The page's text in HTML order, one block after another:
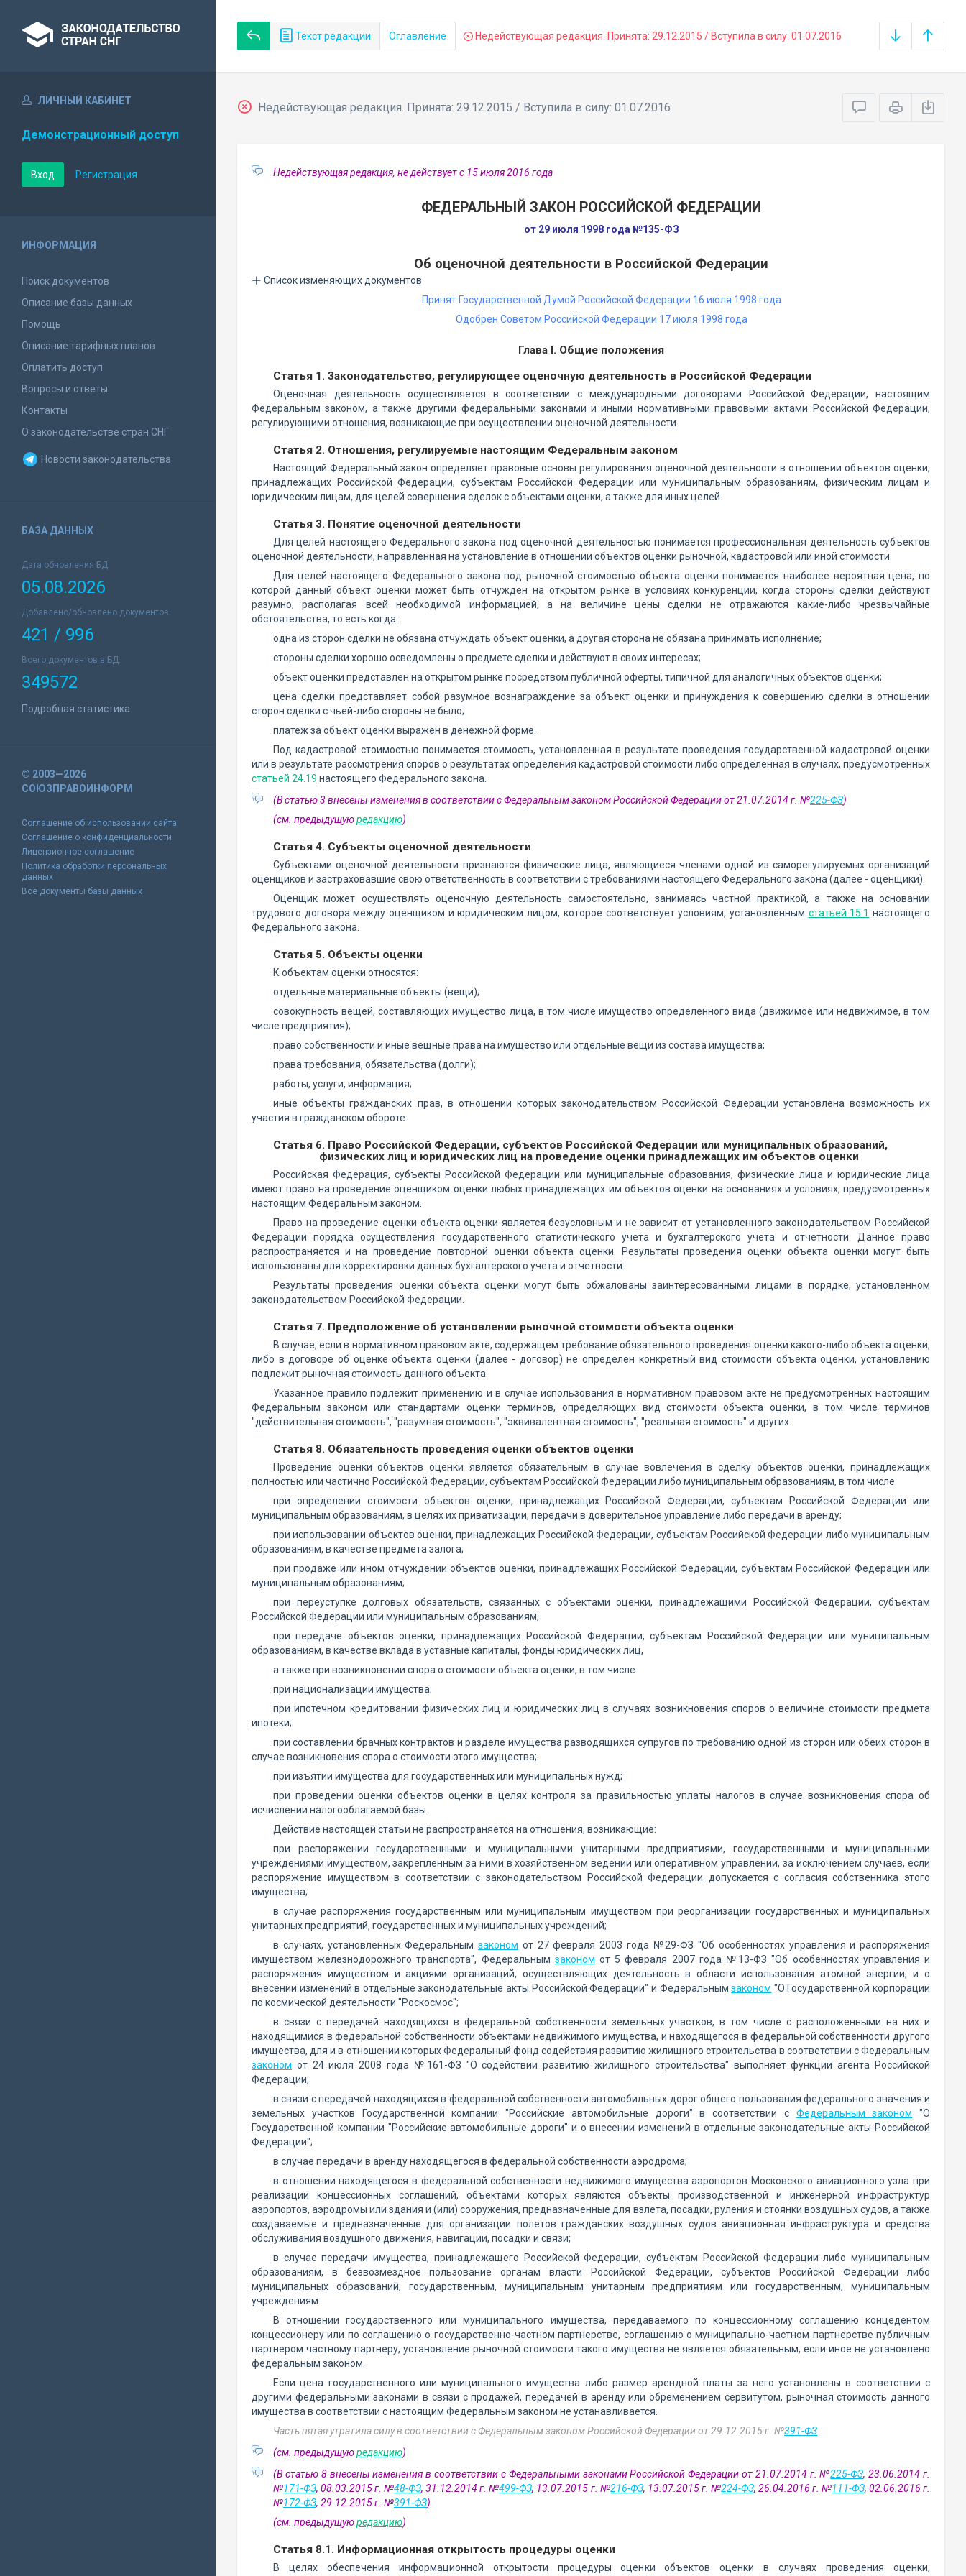
Текст редакции Оглавление Недействующая редакция. Принята: 29.12.2015 / Вступила в силу: 01.07.2016
ЛИЧНЫЙ КАБИНЕТ
Демонстрационный доступ
Вход Регистрация
ИНФОРМАЦИЯ
Поиск документов
Описание базы данных
Помощь
Описание тарифных планов
Оплатить доступ
Вопросы и ответы
Контакты
О законодательстве стран СНГ
Новости законодательства
БАЗА ДАННЫХ
Дата обновления БД:
05.08.2026
Добавлено/обновлено документов:
421 / 996
Всего документов в БД:
349572
Подробная статистика
© 2003—2026
СОЮЗПРАВОИНФОРМ
Соглашение об использовании сайта
Соглашение о конфиденциальности
Лицензионное соглашение
Политика обработки персональных
данных
Все документы базы данных
Недействующая редакция. Принята: 29.12.2015 / Вступила в силу: 01.07.2016
Недействующая редакция, не действует с 15 июля 2016 года
ФЕДЕРАЛЬНЫЙ ЗАКОН РОССИЙСКОЙ ФЕДЕРАЦИИ
от 29 июля 1998 года №135-ФЗ
Об оценочной деятельности в Российской Федерации
Список изменяющих документов
Принят Государственной Думой Российской Федерации 16 июля 1998 года
Одобрен Советом Российской Федерации 17 июля 1998 года
Глава I. Общие положения
Статья 1. Законодательство, регулирующее оценочную деятельность в Российской Федерации
Оценочная деятельность осуществляется в соответствии с международными договорами Российской Федерации, настоящим
Федеральным законом, а также другими федеральными законами и иными нормативными правовыми актами Российской Федерации,
регулирующими отношения, возникающие при осуществлении оценочной деятельности.
Статья 2. Отношения, регулируемые настоящим Федеральным законом
Настоящий Федеральный закон определяет правовые основы регулирования оценочной деятельности в отношении объектов оценки,
принадлежащих Российской Федерации, субъектам Российской Федерации или муниципальным образованиям, физическим лицам и
юридическим лицам, для целей совершения сделок с объектами оценки, а также для иных целей.
Статья 3. Понятие оценочной деятельности
Для целей настоящего Федерального закона под оценочной деятельностью понимается профессиональная деятельность субъектов
оценочной деятельности, направленная на установление в отношении объектов оценки рыночной, кадастровой или иной стоимости.
Для целей настоящего Федерального закона под рыночной стоимостью объекта оценки понимается наиболее вероятная цена, по
которой данный объект оценки может быть отчужден на открытом рынке в условиях конкуренции, когда стороны сделки действуют
разумно, располагая всей необходимой информацией, а на величине цены сделки не отражаются какие-либо чрезвычайные
обстоятельства, то есть когда:
одна из сторон сделки не обязана отчуждать объект оценки, а другая сторона не обязана принимать исполнение;
стороны сделки хорошо осведомлены о предмете сделки и действуют в своих интересах;
объект оценки представлен на открытом рынке посредством публичной оферты, типичной для аналогичных объектов оценки;
цена сделки представляет собой разумное вознаграждение за объект оценки и принуждения к совершению сделки в отношении
сторон сделки с чьей-либо стороны не было;
платеж за объект оценки выражен в денежной форме.
Под кадастровой стоимостью понимается стоимость, установленная в результате проведения государственной кадастровой оценки
или в результате рассмотрения споров о результатах определения кадастровой стоимости либо определенная в случаях, предусмотренных
статьей 24.19 настоящего Федерального закона.
(В статью 3 внесены изменения в соответствии с Федеральным законом Российской Федерации от 21.07.2014 г. №225-ФЗ)
(см. предыдущуюредакцию)
Статья 4. Субъекты оценочной деятельности
Субъектами оценочной деятельности признаются физические лица, являющиеся членами одной из саморегулируемых организаций
оценщиков и застраховавшие свою ответственность в соответствии с требованиями настоящего Федерального закона (далее - оценщики).
Оценщик может осуществлять оценочную деятельность самостоятельно, занимаясь частной практикой, а также на основании
трудового договора между оценщиком и юридическим лицом, которое соответствует условиям, установленным статьей 15.1 настоящего
Федерального закона.
Статья 5. Объекты оценки
К объектам оценки относятся:
отдельные материальные объекты (вещи);
совокупность вещей, составляющих имущество лица, в том числе имущество определенного вида (движимое или недвижимое, в том
числе предприятия);
право собственности и иные вещные права на имущество или отдельные вещи из состава имущества;
права требования, обязательства (долги);
работы, услуги, информация;
иные объекты гражданских прав, в отношении которых законодательством Российской Федерации установлена возможность их
участия в гражданском обороте.
Статья 6. Право Российской Федерации, субъектов Российской Федерации или муниципальных образований,
физических лиц и юридических лиц на проведение оценки принадлежащих им объектов оценки
Российская Федерация, субъекты Российской Федерации или муниципальные образования, физические лица и юридические лица
имеют право на проведение оценщиком оценки любых принадлежащих им объектов оценки на основаниях и условиях, предусмотренных
настоящим Федеральным законом.
Право на проведение оценки объекта оценки является безусловным и не зависит от установленного законодательством Российской
Федерации порядка осуществления государственного статистического учета и бухгалтерского учета и отчетности. Данное право
распространяется и на проведение повторной оценки объекта оценки. Результаты проведения оценки объекта оценки могут быть
использованы для корректировки данных бухгалтерского учета и отчетности.
Результаты проведения оценки объекта оценки могут быть обжалованы заинтересованными лицами в порядке, установленном
законодательством Российской Федерации.
Статья 7. Предположение об установлении рыночной стоимости объекта оценки
В случае, если в нормативном правовом акте, содержащем требование обязательного проведения оценки какого-либо объекта оценки,
либо в договоре об оценке объекта оценки (далее - договор) не определен конкретный вид стоимости объекта оценки, установлению
подлежит рыночная стоимость данного объекта.
Указанное правило подлежит применению и в случае использования в нормативном правовом акте не предусмотренных настоящим
Федеральным законом или стандартами оценки терминов, определяющих вид стоимости объекта оценки, в том числе терминов
"действительная стоимость", "разумная стоимость", "эквивалентная стоимость", "реальная стоимость" и других.
Статья 8. Обязательность проведения оценки объектов оценки
Проведение оценки объектов оценки является обязательным в случае вовлечения в сделку объектов оценки, принадлежащих
полностью или частично Российской Федерации, субъектам Российской Федерации либо муниципальным образованиям, в том числе:
при определении стоимости объектов оценки, принадлежащих Российской Федерации, субъектам Российской Федерации или
муниципальным образованиям, в целях их приватизации, передачи в доверительное управление либо передачи в аренду;
при использовании объектов оценки, принадлежащих Российской Федерации, субъектам Российской Федерации либо муниципальным
образованиям, в качестве предмета залога;
при продаже или ином отчуждении объектов оценки, принадлежащих Российской Федерации, субъектам Российской Федерации или
муниципальным образованиям;
при переуступке долговых обязательств, связанных с объектами оценки, принадлежащими Российской Федерации, субъектам
Российской Федерации или муниципальным образованиям;
при передаче объектов оценки, принадлежащих Российской Федерации, субъектам Российской Федерации или муниципальным
образованиям, в качестве вклада в уставные капиталы, фонды юридических лиц,
а также при возникновении спора о стоимости объекта оценки, в том числе:
при национализации имущества;
при ипотечном кредитовании физических лиц и юридических лиц в случаях возникновения споров о величине стоимости предмета
ипотеки;
при составлении брачных контрактов и разделе имущества разводящихся супругов по требованию одной из сторон или обеих сторон в
случае возникновения спора о стоимости этого имущества;
при изъятии имущества для государственных или муниципальных нужд;
при проведении оценки объектов оценки в целях контроля за правильностью уплаты налогов в случае возникновения спора об
исчислении налогооблагаемой базы.
Действие настоящей статьи не распространяется на отношения, возникающие:
при распоряжении государственными и муниципальными унитарными предприятиями, государственными и муниципальными
учреждениями имуществом, закрепленным за ними в хозяйственном ведении или оперативном управлении, за исключением случаев, если
распоряжение имуществом в соответствии с законодательством Российской Федерации допускается с согласия собственника этого
имущества;
в случае распоряжения государственным или муниципальным имуществом при реорганизации государственных и муниципальных
унитарных предприятий, государственных и муниципальных учреждений;
в случаях, установленных Федеральным законом от 27 февраля 2003 года №29-ФЗ "Об особенностях управления и распоряжения
имуществом железнодорожного транспорта", Федеральным законом от 5 февраля 2007 года №13-ФЗ "Об особенностях управления и
распоряжения имуществом и акциями организаций, осуществляющих деятельность в области использования атомной энергии, и о
внесении изменений в отдельные законодательные акты Российской Федерации" и Федеральнымзаконом "О Государственной корпорации
по космической деятельности "Роскосмос";
в связи с передачей находящихся в федеральной собственности земельных участков, в том числе с расположенными на них и
находящимися в федеральной собственности объектами недвижимого имущества, и находящегося в федеральной собственности другого
имущества, для и в отношении которых Федеральный фонд содействия развитию жилищного строительства в соответствии с Федеральным
законом от 24 июля 2008 года №161-ФЗ "О содействии развитию жилищного строительства" выполняет функции агента Российской
Федерации;
в связи с передачей находящихся в федеральной собственности автомобильных дорог общего пользования федерального значения и
земельных участков Государственной компании "Российские автомобильные дороги" в соответствии с Федеральным законом "О
Государственной компании "Российские автомобильные дороги" и о внесении изменений в отдельные законодательные акты Российской
Федерации";
в случае передачи в аренду находящегося в федеральной собственности аэродрома;
в отношении находящегося в федеральной собственности недвижимого имущества аэропортов Московского авиационного узла при
реализации концессионных соглашений, объектами которых являются объекты производственной и инженерной инфраструктур
аэропортов, аэродромы или здания и (или) сооружения, предназначенные для взлета, посадки, руления и стоянки воздушных судов, а также
создаваемые и предназначенные для организации полетов гражданских воздушных судов авиационная инфраструктура и средства
обслуживания воздушного движения, навигации, посадки и связи;
в случае передачи имущества, принадлежащего Российской Федерации, субъектам Российской Федерации либо муниципальным
образованиям, в безвозмездное пользование органам власти Российской Федерации, субъектов Российской Федерации либо
муниципальных образований, государственным, муниципальным унитарным предприятиям или государственным, муниципальным
учреждениям.
В отношении государственного или муниципального имущества, передаваемого по концессионному соглашению концедентом
концессионеру или по соглашению о государственно-частном партнерстве, соглашению о муниципально-частном партнерстве публичным
партнером частному партнеру, установление рыночной стоимости такого имущества не является обязательным, если иное не установлено
федеральным законом.
Если цена государственного или муниципального имущества либо размер арендной платы за него установлены в соответствии с
другими федеральными законами в связи с продажей, передачей в аренду или обременением сервитутом, рыночная стоимость данного
имущества в соответствии с настоящим Федеральным законом не устанавливается.
Часть пятая утратила силу в соответствии с Федеральным законом Российской Федерации от 29.12.2015 г. №391-ФЗ
(см. предыдущуюредакцию)
(В статью 8 внесены изменения в соответствии с Федеральными законами Российской Федерации от 21.07.2014 г. №225-ФЗ, 23.06.2014 г.
№171-ФЗ, 08.03.2015 г. №48-ФЗ, 31.12.2014 г. №499-ФЗ, 13.07.2015 г. №216-ФЗ, 13.07.2015 г. №224-ФЗ, 26.04.2016 г. №111-ФЗ, 02.06.2016 г.
№172-ФЗ, 29.12.2015 г. №391-ФЗ)
(см. предыдущуюредакцию)
Статья 8.1. Информационная открытость процедуры оценки
В целях обеспечения информационной открытости процедуры оценки объектов оценки в случаях проведения оценки,